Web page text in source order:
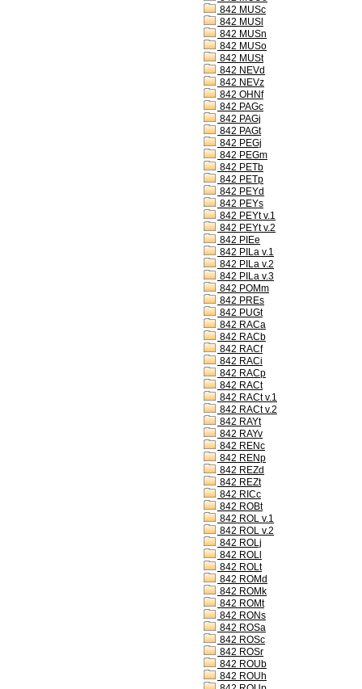
842 MUSc
842 MUSl
842 MUSn
842 MUSo
842 MUSt
842 NEVd
842 NEVz
842 OHNf
842 PAGc
842 PAGj
842 PAGt
842 PEGj
842 PEGm
842 PETb
842 PETp
842 PEYd
842 PEYs
842 PEYt v.1
842 PEYt v.2
842 PIEe
842 PILa v.1
842 PILa v.2
842 PILa v.3
842 POMm
842 PREs
842 PUGt
842 RACa
842 RACb
842 RACf
842 RACi
842 RACp
842 RACt
842 RACt v.1
842 RACt v.2
842 RAYt
842 RAYv
842 RENc
842 RENp
842 REZd
842 REZt
842 RICc
842 ROBt
842 ROL v.1
842 ROL v.2
842 ROLj
842 ROLl
842 ROLt
842 ROMd
842 ROMk
842 ROMt
842 RONs
842 ROSa
842 ROSc
842 ROSr
842 ROUb
842 ROUh